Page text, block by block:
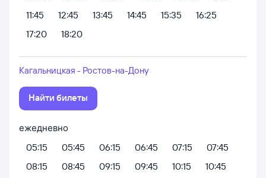
11:45
12:45 13:45 14:45 15:35
16:25
17:20
18:20
Кагальницкая - Ростов-на-Дону
Найти билеты
ежедневно
05:15
05:45 06:15 06:45 07:15
07:45
08:15
08:45 09:15 09:45 10:15
10:45